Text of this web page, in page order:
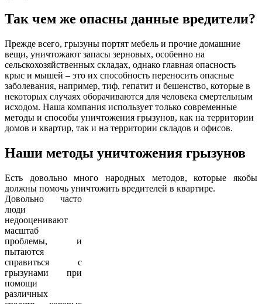
Так чем же опасны данные вредители?
Прежде всего, грызуны портят мебель и прочие домашние
вещи, уничтожают запасы зерновых, особенно на
сельскохозяйственных складах, однако главная опасность
крыс и мышей – это их способность переносить опасные
заболевания, например, тиф, гепатит и бешенство, которые в
некоторых случаях оборачиваются для человека смертельным
исходом. Наша компания использует только современные
методы и способы уничтожения грызунов, как на территории
домов и квартир, так и на территории складов и офисов.
Наши методы уничтожения грызунов
Есть довольно много народных методов, которые якобы
должны помочь уничтожить вредителей в квартире.
Довольно часто
люди
недооценивают
масштаб
проблемы, и
пытаются
справиться с
грызунами при
помощи
различных